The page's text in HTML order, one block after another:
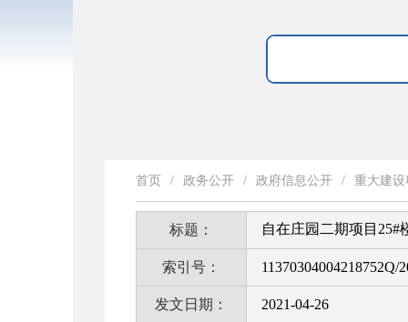
首页 / 政务公开 / 政府信息公开 / 重大建设
标题： 自在庄园二期项目25#
索引号： 11370304004218752Q/
发文日期： 2021-04-26